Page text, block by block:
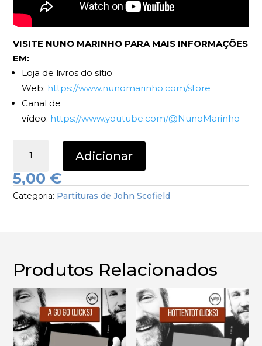
VISITE NUNO MARINHO PARA MAIS INFORMAÇÕES
EM:
Loja de livros do sítio
Web: https://www.nunomarinho.com/store
Canal de
vídeo: https://www.youtube.com/@NunoMarinho
Chank
John
Scofield
Adicionar
5,00€
Categoria: Partituras de John Scofield
Produtos Relacionados